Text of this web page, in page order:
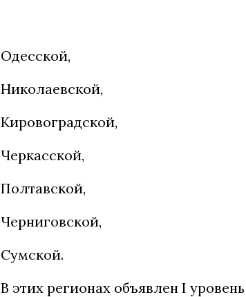
Одесской,
Николаевской,
Кировоградской,
Черкасской,
Полтавской,
Черниговской,
Сумской.
В этих регионах объявлен I